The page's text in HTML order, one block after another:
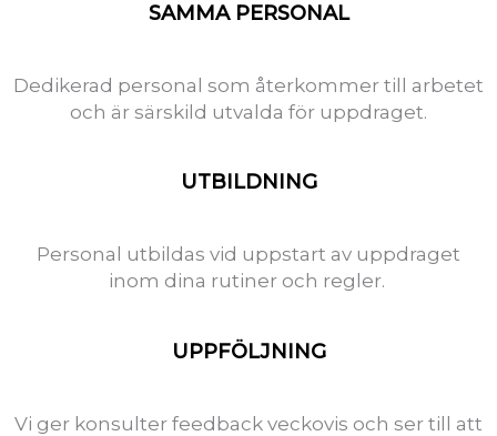
SAMMA PERSONAL
Dedikerad personal som återkommer till arbetet
och är särskild utvalda för uppdraget.
UTBILDNING
Personal utbildas vid uppstart av uppdraget
inom dina rutiner och regler.
UPPFÖLJNING
Vi ger konsulter feedback veckovis och ser till att